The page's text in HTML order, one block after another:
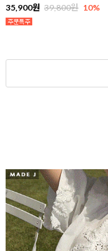
35,900원 39,800원 10%